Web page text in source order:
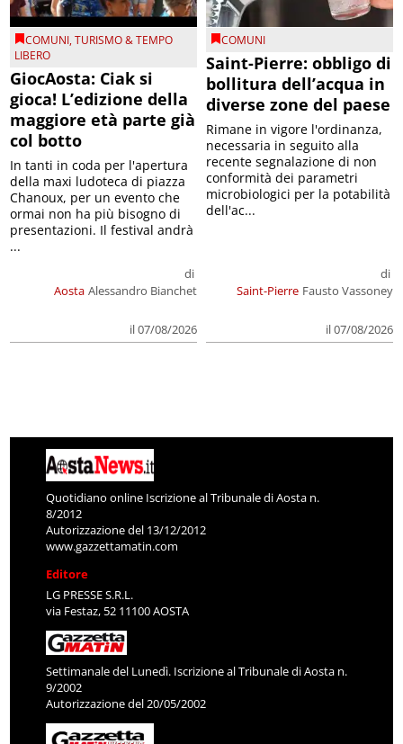
COMUNI,TURISMO & TEMPO
LIBERO
GiocAosta: Ciak si
gioca! L’edizione della
maggiore età parte già
col botto
Aosta
di
Alessandro Bianchet
il 07/08/2026
In tanti in coda per l'apertura
della maxi ludoteca di piazza
Chanoux, per un evento che
ormai non ha più bisogno di
presentazioni. Il festival andrà
...
COMUNI
Saint-Pierre: obbligo di
bollitura dell’acqua in
diverse zone del paese
Saint-Pierre
di
Fausto Vassoney
il 07/08/2026
Rimane in vigore l'ordinanza,
necessaria in seguito alla
recente segnalazione di non
conformità dei parametri
microbiologici per la potabilità
dell'ac...
Quotidiano online Iscrizione al Tribunale di Aosta n.
8/2012
Autorizzazione del 13/12/2012
www.gazzettamatin.com
Editore
LG PRESSE S.R.L.
via Festaz, 52 11100 AOSTA
Settimanale del Lunedì. Iscrizione al Tribunale di Aosta n.
9/2002
Autorizzazione del 20/05/2002